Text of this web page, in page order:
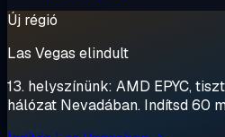
Új régió
Las Vegas elindult
13. helyszínünk: AMD EPYC,
hálózat Nevadában. Indítsd 60